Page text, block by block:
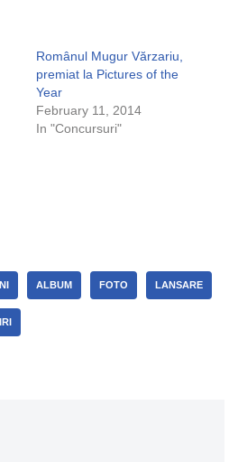
Românul Mugur Vărzariu,
premiat la Pictures of the
Year
February 11, 2014
In "Concursuri"
ALBUM FOTO LANSARE